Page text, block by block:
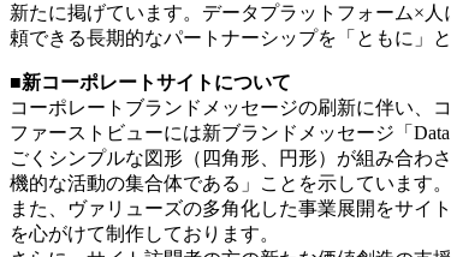
新たに掲げています。データプラットフォーム×
頼できる長期的なパートナーシップを「ともに」
■新コーポレートサイトについて
コーポレートブランドメッセージの刷新に伴い、
ファーストビューには新ブランドメッセージ「
ごくシンプルな図形（四角形、円形）が組み合わ
機的な活動の集合体である」ことを示しています。
また、ヴァリューズの多角化した事業展開をサイ
を心がけて制作しております。